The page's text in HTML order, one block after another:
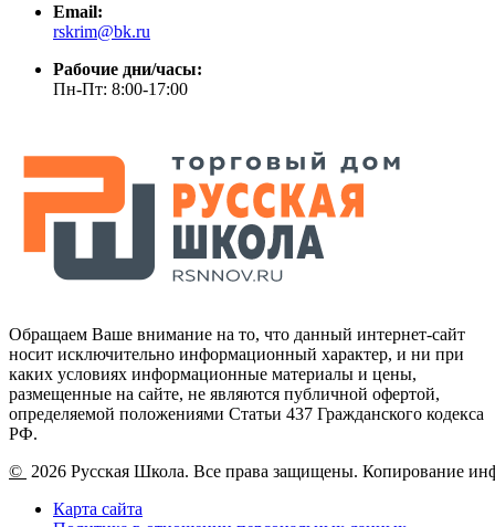
Email:
rskrim@bk.ru
Рабочие дни/часы:
Пн-Пт: 8:00-17:00
Обращаем Ваше внимание на то, что данный интернет-сайт
носит исключительно информационный характер, и ни при
каких условиях информационные материалы и цены,
размещенные на сайте, не являются публичной офертой,
определяемой положениями Статьи 437 Гражданского кодекса
РФ.
© 2026 Русская Школа. Все права защищены. Копирование
Карта сайта